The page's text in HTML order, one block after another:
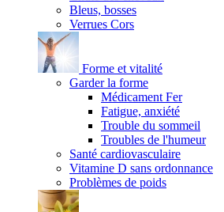
Bleus, bosses
Verrues Cors
Forme et vitalité
Garder la forme
Médicament Fer
Fatigue, anxiété
Trouble du sommeil
Troubles de l'humeur
Santé cardiovasculaire
Vitamine D sans ordonnance
Problèmes de poids